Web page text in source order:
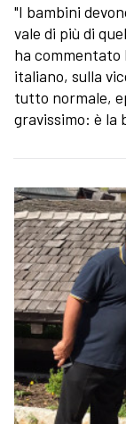
"I bambini
vale di più di
ha commentato
italiano, sulla
tutto normale,
gravissimo: è la